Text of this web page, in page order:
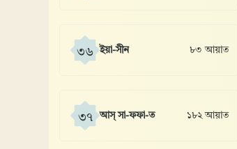
৩৬ ইয়া-সীন ৮৩ আয়াত
৩৭ আস্ সা-ফফা-ত ১৮২ আয়াত